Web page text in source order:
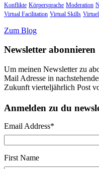
Konflikte Körpersprache Moderation
Virtual Facilitation Virtual Skills
Zum Blog
Newsletter abonnieren
Um meinen Newsletter zu
Mail Adresse in
Zukunft vierteljährlich Post
Anmelden zu du
Email Address*
First Name